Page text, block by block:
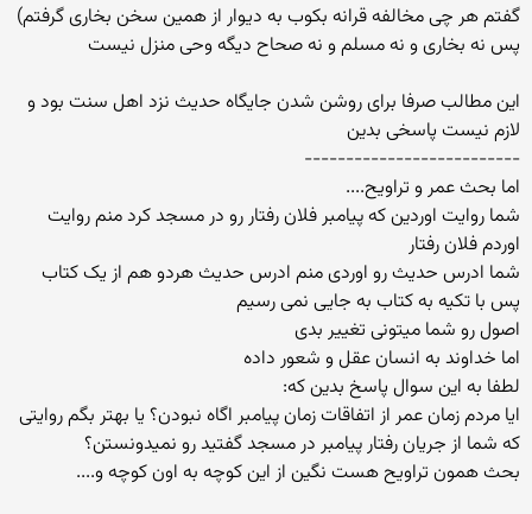
گفتم هر چی مخالفه قرانه بکوب به دیوار از همین سخن بخاری گرفتم)
پس نه بخاری و نه مسلم و نه صحاح دیگه وحی منزل نیست
این مطالب صرفا برای روشن شدن جایگاه حدیث نزد اهل سنت بود و
لازم نیست پاسخی بدین
--------------------------
اما بحث عمر و تراویح....
شما روایت اوردین که پیامبر فلان رفتار رو در مسجد کرد منم روایت
اوردم فلان رفتار
شما ادرس حدیث رو اوردی منم ادرس حدیث هردو هم از یک کتاب
پس با تکیه به کتاب به جایی نمی رسیم
اصول رو شما میتونی تغییر بدی
اما خداوند به انسان عقل و شعور داده
لطفا به این سوال پاسخ بدین که:
ایا مردم زمان عمر از اتفاقات زمان پیامبر اگاه نبودن؟ یا بهتر بگم روایتی
که شما از جریان رفتار پیامبر در مسجد گفتید رو نمیدونستن؟
بحث همون تراویح هست نگین از این کوچه به اون کوچه و....